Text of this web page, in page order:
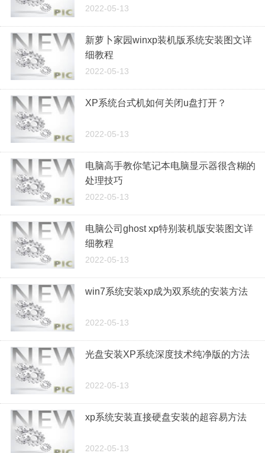
2022-05-13
新萝卜家园winxp装机版系统安装图文详
细教程
2022-05-13
XP系统台式机如何关闭u盘打开？
2022-05-13
电脑高手教你笔记本电脑显示器很含糊的
处理技巧
2022-05-13
电脑公司ghost xp特别装机版安装图文详
细教程
2022-05-13
win7系统安装xp成为双系统的安装方法
2022-05-13
光盘安装XP系统深度技术纯净版的方法
2022-05-13
xp系统安装直接硬盘安装的超容易方法
2022-05-13